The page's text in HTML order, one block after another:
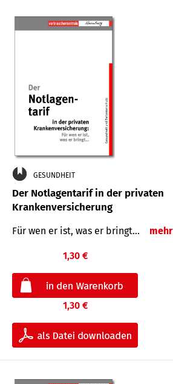
GESUNDHEIT
Der Notlagentarif in der privaten
Krankenversicherung
Für wen er ist, was er bringt… mehr
1,30 €
1,30 €